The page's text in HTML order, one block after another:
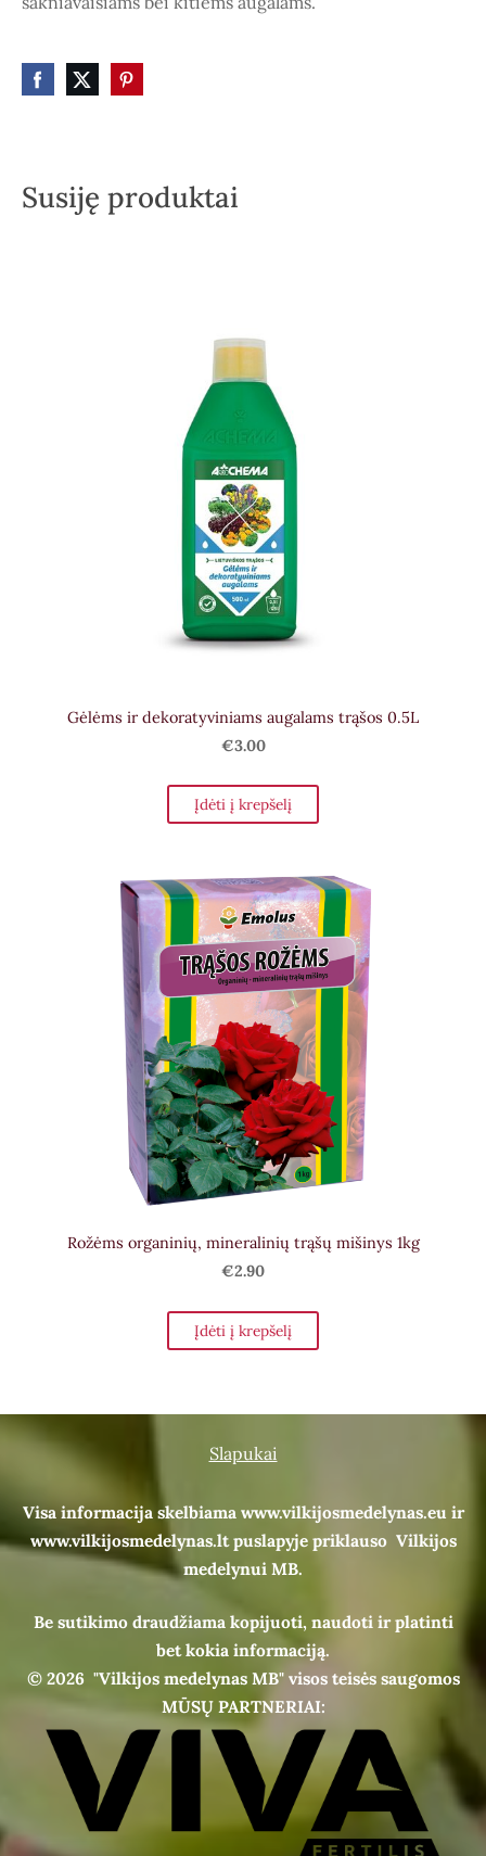
Susiję produktai
Gėlėms ir dekoratyviniams augalams trąšos 0.5L
€3.00
Įdėti į krepšelį
Rožėms organinių, mineralinių trąšų mišinys 1kg
€2.90
Įdėti į krepšelį
Slapukai
Visa informacija skelbiama www.vilkijosmedelynas.eu ir
www.vilkijosmedelynas.lt puslapyje priklauso Vilkijos
medelynui MB.
Be sutikimo draudžiama kopijuoti, naudoti ir platinti
bet kokia informaciją.
© 2026 "Vilkijos medelynas MB" visos teisės saugomos
MŪSŲ PARTNERIAI: